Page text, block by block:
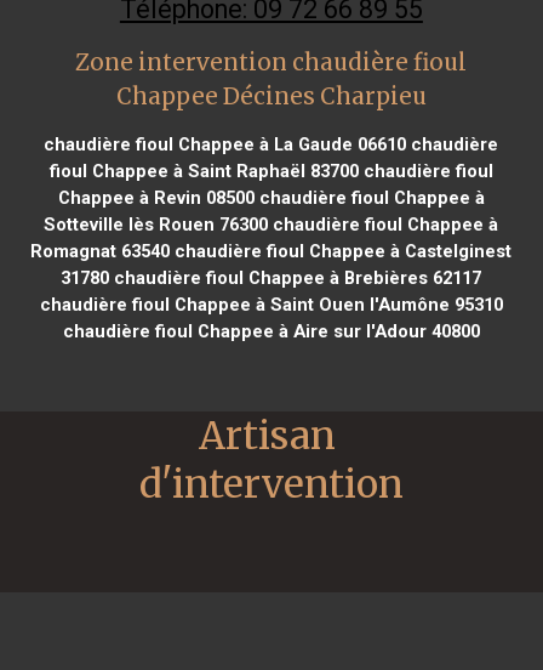
Téléphone: 09 72 66 89 55
Zone intervention chaudière fioul
Chappee Décines Charpieu
chaudière fioul Chappee à La Gaude 06610 chaudière
fioul Chappee à Saint Raphaël 83700chaudière fioul
Chappee à Revin 08500chaudière fioul Chappee à
Sotteville lès Rouen 76300 chaudière fioul Chappee à
Romagnat 63540 chaudière fioul Chappee à Castelginest
31780 chaudière fioul Chappee à Brebières 62117
chaudière fioul Chappee à Saint Ouen l'Aumône 95310
chaudière fioul Chappee à Aire sur l'Adour 40800
Artisan
d'intervention